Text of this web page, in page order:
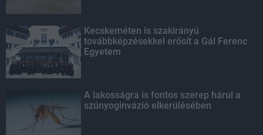
Kecskeméten is szakirányú
továbbképzésekkel erősít a Gál Ferenc
Egyetem
A lakosságra is fontos szerep hárul a
szúnyoginvázió elkerülésében